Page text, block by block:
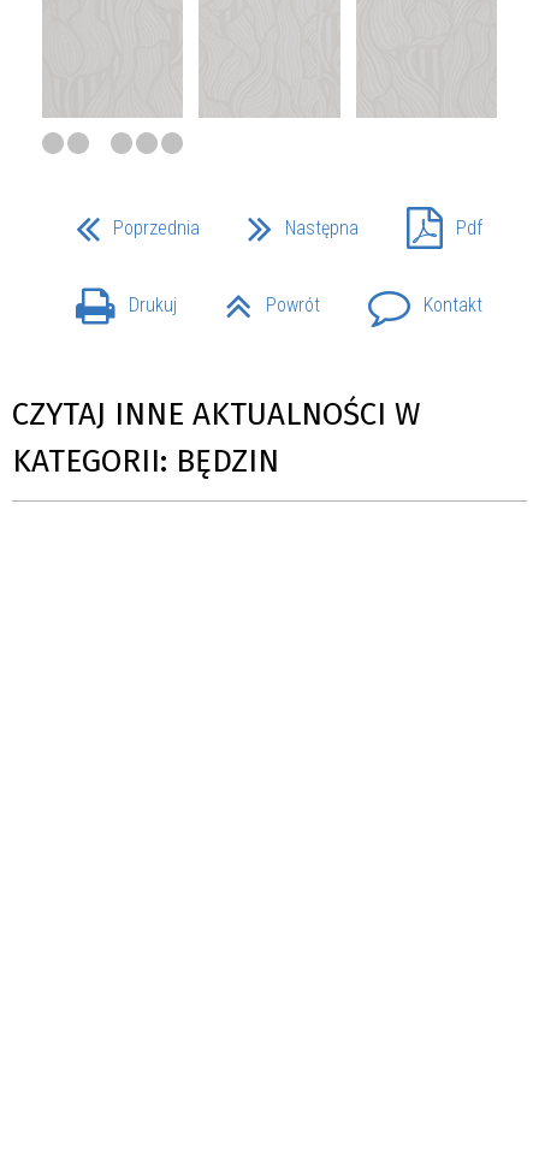
Poprzednia Następna Pdf
Drukuj Powrót Kontakt
CZYTAJ INNE AKTUALNOŚCI W
KATEGORII: BĘDZIN